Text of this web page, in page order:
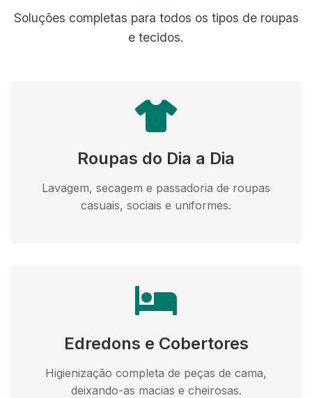
Soluções completas para todos os tipos de roupas
e tecidos.
Roupas do Dia a Dia
Lavagem, secagem e passadoria de roupas
casuais, sociais e uniformes.
Edredons e Cobertores
Higienização completa de peças de cama,
deixando-as macias e cheirosas.